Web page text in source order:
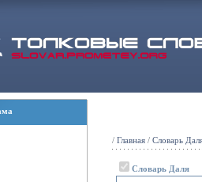
/ Главная / Словарь
Словарь Даля